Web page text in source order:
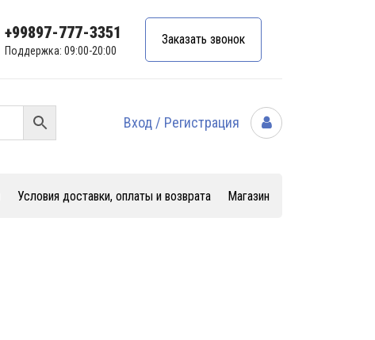
+99897-777-3351
Поддержка: 09:00-20:00
Заказать звонок
Вход / Регистрация
Условия доставки, оплаты и возврата Магазин